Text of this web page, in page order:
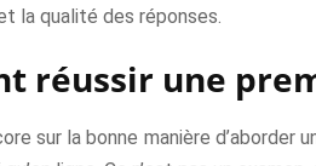
la qualité des réponses.
réussir une
sur la bonne manière